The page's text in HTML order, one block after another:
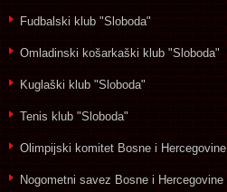
Fudbalski klub "Sloboda"
Omladinski košarkaški klub "Sloboda"
Kuglaški klub "Sloboda"
Tenis klub "Sloboda"
Olimpijski komitet Bosne i Hercegovine
Nogometni savez Bosne i Hercegovine